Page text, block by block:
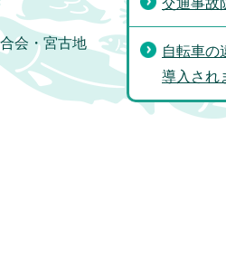
会・宮古地
自転車の
導入され